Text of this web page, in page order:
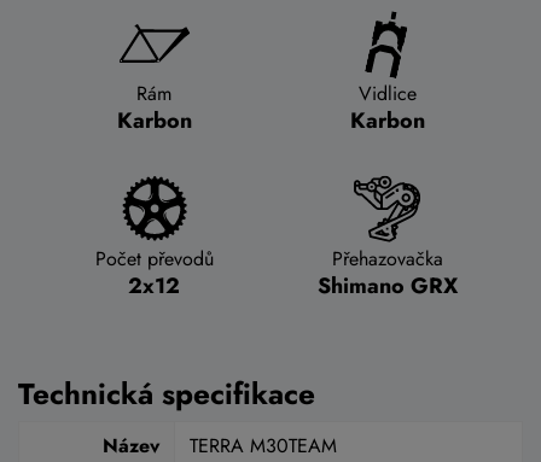
Rám
Karbon
Vidlice
Karbon
Počet převodů
2x12
Přehazovačka
Shimano GRX
Technická specifikace
Název
TERRA M30TEAM